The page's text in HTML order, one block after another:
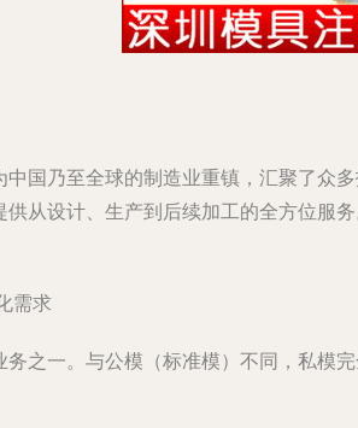
国乃至全球的制造业重镇，汇聚了众
从设计、生产到后续加工的全方位服
需求
之一。与公模（标准模）不同，私模